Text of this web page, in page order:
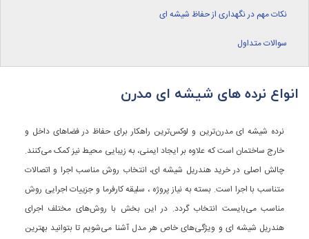
نکات مهم در نگهداری از حفاظ شیشه ای
سوالات متداول
انواع نرده های شیشه ای مدرن
نرده شیشه ای مدرن‌ترین و لوکس‌ترین راهکار برای حفاظ در فضاهای داخل و
خارج ساختمان است که علاوه بر ایجاد ایمنی، به زیبایی محیط نیز کمک می‌کنند.
چالش اصلی در خرید هندریل شیشه ای، انتخاب روش مناسب اجرا و اتصالات
متناسب با اجرا است. بسته به نیاز پروژه ، سلیقه کارفرما و جزییات اجرایی روش
مناسب می‌بایست انتخاب گردد. در این بخش با روش‌های مختلف اجرای
هندریل شیشه ای و ویژگی‌های خاص هر مدل آشنا می‌شویم تا بتوانید بهترین